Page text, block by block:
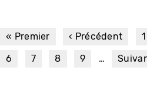
Première
« Premier
Page
‹ Précédent 1
Page
6 Page
7 Page
8 Page
9 …
Page